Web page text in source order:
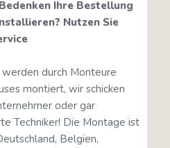
Ihre Bestellung
Nutzen Sie
durch Monteure
montiert, wir schicken
oder gar
Techniker! Die Montage ist
Belgien,